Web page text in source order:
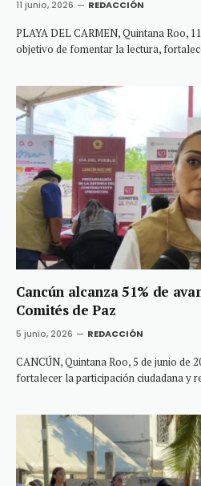
11 junio, 2026 REDACCIÓN
PLAYA DEL CARMEN, Quintana Roo,
objetivo de fomentar la lectura,
Cancún alcanza 51% de
Comités de Paz
5 junio, 2026 REDACCIÓN
CANCÚN, Quintana Roo, 5 de junio de
fortalecer la participación ciudadana y